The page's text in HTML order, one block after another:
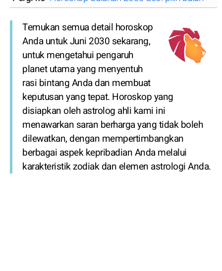
Temukan semua detail horoskop
Anda untuk Juni 2030 sekarang,
untuk mengetahui pengaruh
planet utama yang menyentuh
rasi bintang Anda dan membuat
keputusan yang tepat. Horoskop yang
disiapkan oleh astrolog ahli kami ini
menawarkan saran berharga yang tidak boleh
dilewatkan, dengan mempertimbangkan
berbagai aspek kepribadian Anda melalui
karakteristik zodiak dan elemen astrologi Anda.